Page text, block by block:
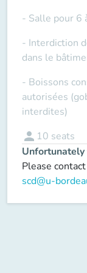
- Salle pour 6
- Interdiction
dans le
- Boissons
autorisées
interdites)
person 10 seats
Please
scd@u-